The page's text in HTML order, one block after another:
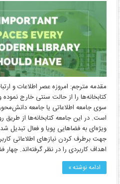
مقدمه مترجم: امروزه عصر اطلاعات و
کتابخانه‌ها را از حالت سنتی خارج نموده
سوی جامعه اطلاعاتی یا جامعه
است. در این جامعه کتابخانه‌ها از طریق
ویژه‌ای به فضاهایی پویا و فعال تبدیل
جهت برطرف کردن نیازهای اطلاعاتی
اهداف کاربردی را در نظر گرفته‌اند.
ادامه نوشته »